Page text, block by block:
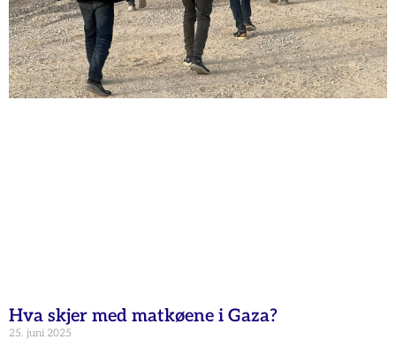
Hva skjer med matkøene i Gaza?
25. juni 2025